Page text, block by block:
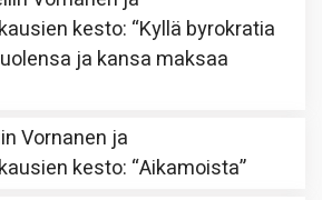
kesto: “Kyllä byrokratia
ja kansa maksaa
Vornanen ja
kesto: “Aikamoista”